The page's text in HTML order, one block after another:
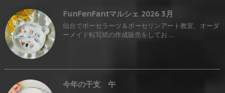
FunFenFantマルシェ 2026 3月
仙台でポーセラーツ＆ポーセリンアート教室、オーダ
ーメイド転写紙の作成販売をしてお ...
今年の干支 午